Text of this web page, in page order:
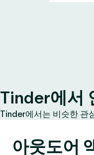
Tinder에서
Tinder에서는 비슷한 관
아웃도어